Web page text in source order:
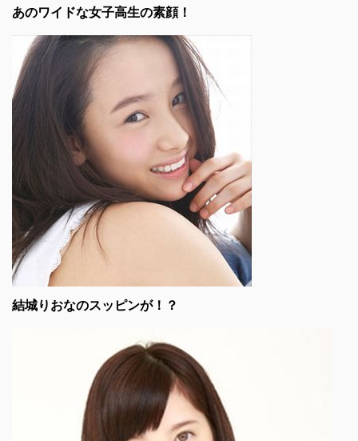
あのワイドな女子高生の素顔！
結城りおなのスッピンが！？